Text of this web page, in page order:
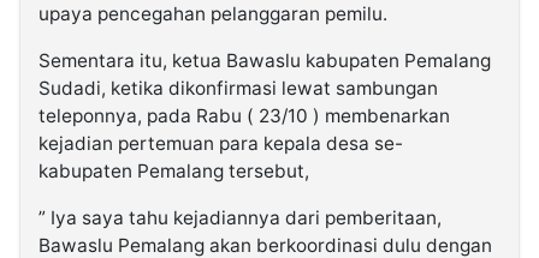
upaya pencegahan pelanggaran pemilu.
Sementara itu, ketua Bawaslu kabupaten Pemalang
Sudadi, ketika dikonfirmasi lewat sambungan
teleponnya, pada Rabu ( 23/10 ) membenarkan
kejadian pertemuan para kepala desa se-
kabupaten Pemalang tersebut,
” Iya saya tahu kejadiannya dari pemberitaan,
Bawaslu Pemalang akan berkoordinasi dulu dengan